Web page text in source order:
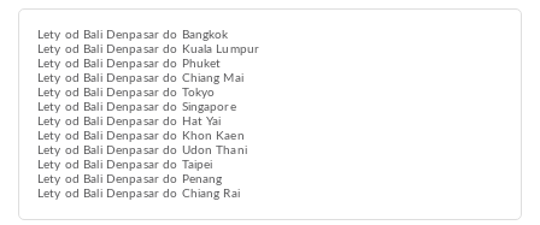
Lety od Bali Denpasar do Bangkok
Lety od Bali Denpasar do Kuala Lumpur
Lety od Bali Denpasar do Phuket
Lety od Bali Denpasar do Chiang Mai
Lety od Bali Denpasar do Tokyo
Lety od Bali Denpasar do Singapore
Lety od Bali Denpasar do Hat Yai
Lety od Bali Denpasar do Khon Kaen
Lety od Bali Denpasar do Udon Thani
Lety od Bali Denpasar do Taipei
Lety od Bali Denpasar do Penang
Lety od Bali Denpasar do Chiang Rai